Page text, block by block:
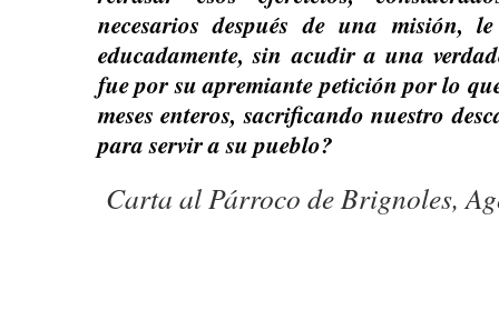
necesarios después de una misión,
educadamente, sin acudir a una
fue por su apremiante petición por lo
meses enteros, sacrificando nuestro
para servir a su pueblo?
Carta al Párroco de Brignoles,